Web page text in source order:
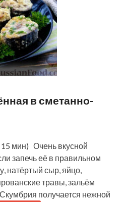
в сметанно-
мин) Очень вкусной
запечь её в правильном
натёртый сыр, яйцо,
травы, зальём
получается нежной